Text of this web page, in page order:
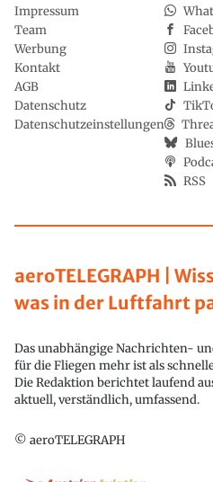
aeroTELEGRAPH |
was in der Luftfahrt
Das unabhängige Nachrichten-
für die Fliegen mehr ist als
Die Redaktion berichtet laufend
aktuell, verständlich, umfassend.
© aeroTELEGRAPH
Impressum
Team
Werbung
Kontakt
AGB
Datenschutz
Datenschutzeinstellungen
RSS